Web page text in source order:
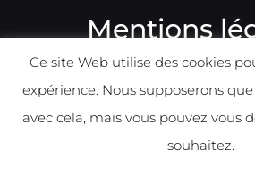
Mentions
Ce site Web utilise des cookies
expérience. Nous supposerons
avec cela, mais vous pouvez vous
souhaitez.